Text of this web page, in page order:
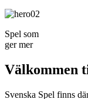
Spel som
ger mer
Välkommen
Svenska Spel finns